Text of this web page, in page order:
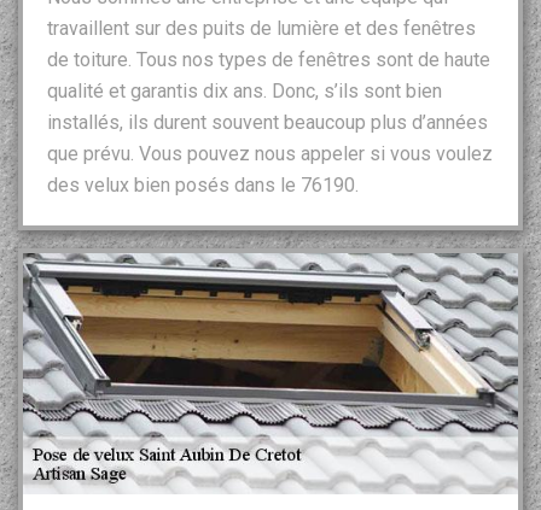
travaillent sur des puits de lumière et des fenêtres
de toiture. Tous nos types de fenêtres sont de haute
qualité et garantis dix ans. Donc, s’ils sont bien
installés, ils durent souvent beaucoup plus d’années
que prévu. Vous pouvez nous appeler si vous voulez
des velux bien posés dans le 76190.